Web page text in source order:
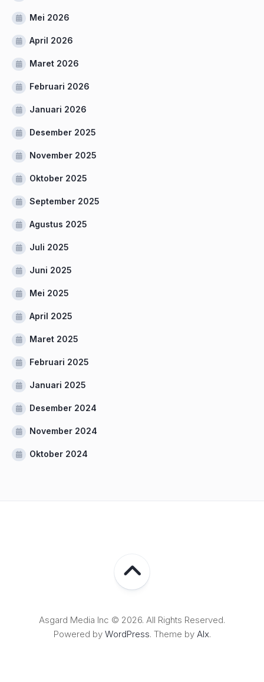
Mei 2026
April 2026
Maret 2026
Februari 2026
Januari 2026
Desember 2025
November 2025
Oktober 2025
September 2025
Agustus 2025
Juli 2025
Juni 2025
Mei 2025
April 2025
Maret 2025
Februari 2025
Januari 2025
Desember 2024
November 2024
Oktober 2024
Asgard Media Inc © 2026. All Rights Reserved.
Powered by WordPress. Theme by Alx.